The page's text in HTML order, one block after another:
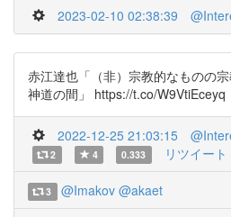
2023-02-10 02:38:39
赤江達也「（非）宗教的なものの
神道の間」 https://t.co/W9VtiEceyq
2022-12-25 21:03:15
2 4 0.333 リツイー
3 @Imakov @akaet